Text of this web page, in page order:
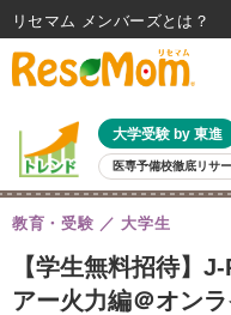
大学受験 by 東進
医専予備校徹底リサ
親子で考える大学選び 高校受験
共通テスト 夏休み
8月開催イベント・WS 全国公
自由研究教材（小学生向け） 自
【学生無料招待】
アー火力編＠オン
教育・受験 大学生
リセマム メンバーズ